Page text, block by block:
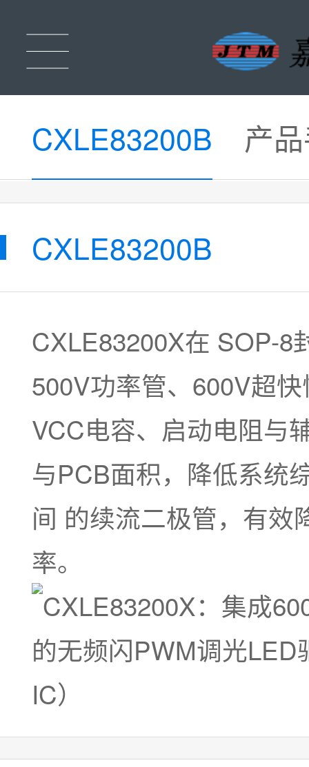
CXLE83200B 产
CXLE83200B
CXLE83200X在 SOP-8
500V功率管、600V超
VCC电容、启动电阻与
与PCB面积，降低系统
间 的续流二极管，有效
率。